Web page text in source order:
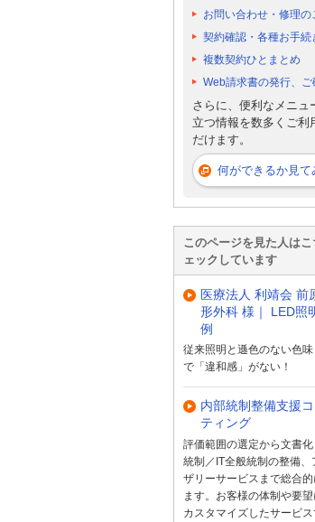
お問い合わせ・修理の
契約確認・各種お手続
複数契約ひとまとめ
Web請求書の発行、ご
さらに、便利なメニュ
立つ情報を数多くご利
だけます。
何ができるか見て
このページを見た人は
ェックしています
医療法人 利靖会 前
形外科 様｜ LED照
例
従来照明と遜色のない色味
で「違和感」がない！
内部統制整備支援
ティング
評価範囲の選定から文書
統制／IT全般統制の整備、
ザリーサービスまで総合的
ます。お客様の体制や要
カスタマイズしたサービ